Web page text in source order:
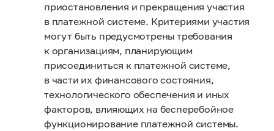
приостановления и прекращения участия
в платежной системе. Критериями участия
могут быть предусмотрены требования
к организациям, планирующим
присоединиться к платежной системе,
в части их финансового состояния,
технологического обеспечения и иных
факторов, влияющих на бесперебойное
функционирование платежной системы.